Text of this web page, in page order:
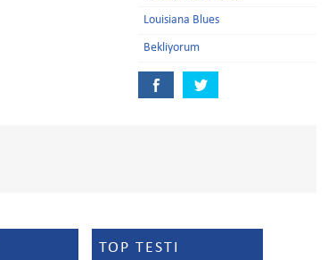
Louisiana Blues
Bekliyorum
TOP TESTI